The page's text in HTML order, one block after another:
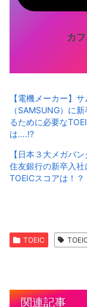
カ
【電機メーカー】
（SAMSUNG）に
るために必要な
は….!?
【日本３大メガバ
住友銀行の新卒入社
TOEICスコアは！？
TOEIC
関連記事